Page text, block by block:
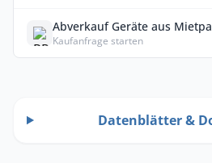
Abverkauf Geräte aus
Kaufanfrage starten
Datenblätter &